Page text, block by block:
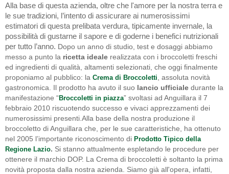
Alla base di questa azienda, oltre che l'amore per la nostra terra e
le sue tradizioni, l’intento di assicurare ai numerosissimi
estimatori di questa prelibata verdura, tipicamente invernale, la
possibilità di gustarne il sapore e di goderne i benefici nutrizionali
per tutto l’anno. Dopo un anno di studio, test e dosaggi abbiamo
messo a punto la ricetta ideale realizzata con i broccoletti freschi
ed ingredienti di qualità, altamenti selezionati, che oggi finalmente
proponiamo al pubblico: la Crema di Broccoletti , assoluta novità
gastronomica. Il prodotto ha avuto il suo lancio ufficiale durante la
manifestazione “Broccoletti in piazza” svoltasi ad Anguillara il 7
febbraio 2010 riscuotendo successo e vivaci apprezzamenti dei
numerosissimi presenti. Alla base della nostra produzione il
broccoletto di Anguillara che, per le sue caratteristiche, ha ottenuto
nel 2005 l’importante riconoscimento di Prodotto Tipico della
Regione Lazio. Si stanno attualmente espletando le procedure per
ottenere il marchio DOP. La Crema di broccoletti è soltanto la prima
novità proposta dalla nostra azienda. Siamo già all'opera, infatti,